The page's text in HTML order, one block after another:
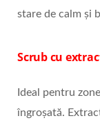
stare de calm și
Scrub cu
Ideal pentru
îngroșată.